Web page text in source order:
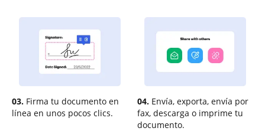
03. Firma tu documento en
línea en unos pocos clics.
04. Envía, exporta, envía por
fax, descarga o imprime tu
documento.